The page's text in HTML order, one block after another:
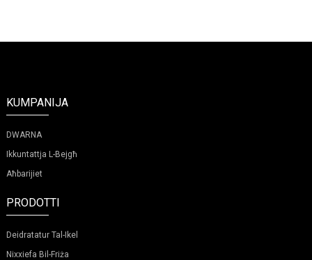
KUMPANIJA
DWARNA
Ikkuntattja L-Bejgħ
Aħbarijiet
PRODOTTI
Deidratatur Tal-Ikel
Nixxiefa Bil-Friża